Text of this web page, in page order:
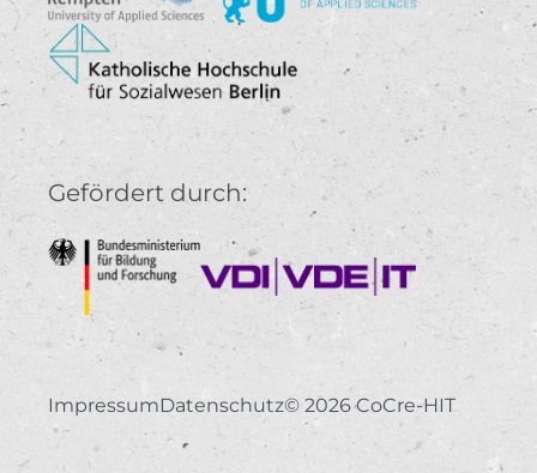
Gefördert durch:
ImpressumDatenschutz© 2026 CoCre-HIT